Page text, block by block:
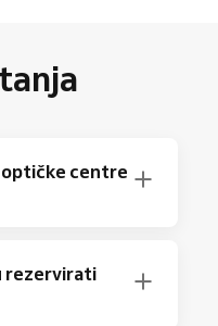
centre
rezervirati